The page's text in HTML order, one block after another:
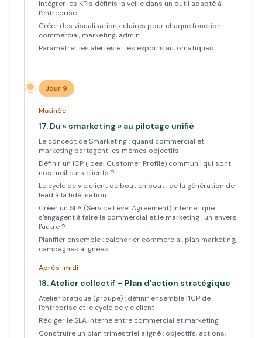
Intégrer les KPIs définis la veille dans un outil adapté à
l'entreprise
Créer des visualisations claires pour chaque fonction :
commercial, marketing, admin
Paramétrer les alertes et les exports automatiques
Jour 9
Matinée
17. Du « smarketing » au pilotage unifié
Le concept de Smarketing : quand commercial et
marketing partagent les mêmes objectifs
Définir un ICP (Ideal Customer Profile) commun : qui sont
nos meilleurs clients ?
Le cycle de vie client de bout en bout : de la génération de
lead à la fidélisation
Créer un SLA (Service Level Agreement) interne : que
s'engagent à faire le commercial et le marketing l'un envers
l'autre ?
Planifier ensemble : calendrier commercial, plan marketing,
campagnes alignées
Après-midi
18.Atelier collectif – Plan d’action stratégique
Atelier pratique (groupe) : définir ensemble l'ICP de
l'entreprise et le cycle de vie client
Rédiger le SLA interne entre commercial et marketing
Construire un plan trimestriel aligné : objectifs, actions,